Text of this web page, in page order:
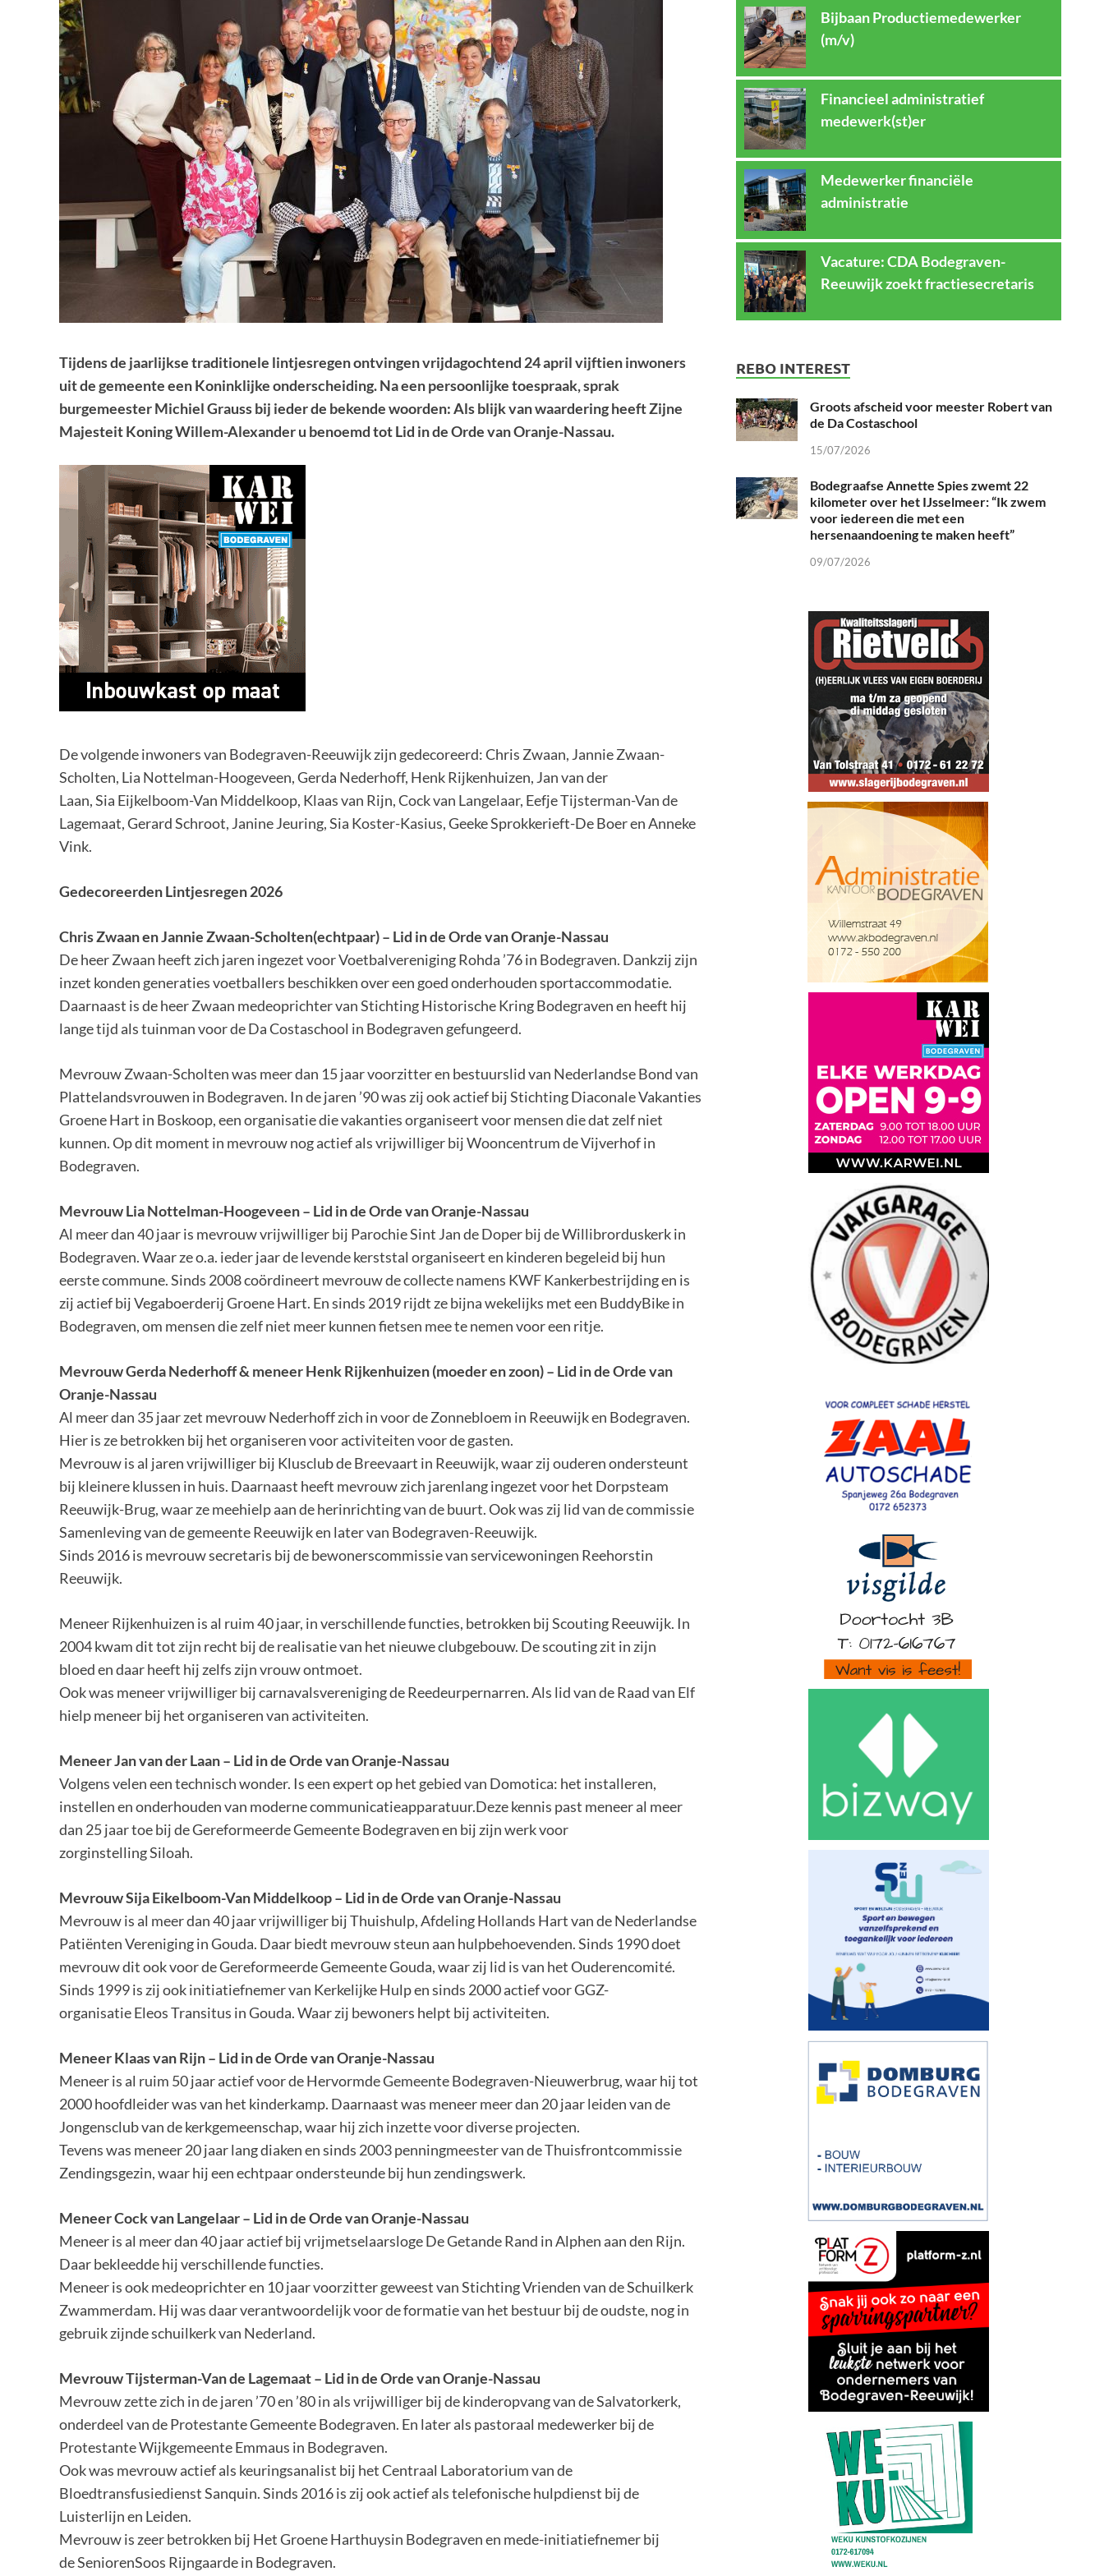
Tijdens de jaarlijkse traditionele lintjesregen ontvingen vrijdagochtend 24 april vijftien inwoners
uit de gemeente een Koninklijke onderscheiding. Na een persoonlijke toespraak, sprak
burgemeester Michiel Grauss bij ieder de bekende woorden: Als blijk van waardering heeft Zijne
Majesteit Koning Willem-Alexander u benoemd tot Lid in de Orde van Oranje-Nassau.
De volgende inwoners van Bodegraven-Reeuwijk zijn gedecoreerd: Chris Zwaan, Jannie Zwaan-
Scholten, Lia Nottelman-Hoogeveen, Gerda Nederhoff, Henk Rijkenhuizen, Jan van der
Laan, Sia Eijkelboom-Van Middelkoop, Klaas van Rijn, Cock van Langelaar, Eefje Tijsterman-Van de
Lagemaat, Gerard Schroot, Janine Jeuring, Sia Koster-Kasius, Geeke Sprokkerieft-De Boer en Anneke
Vink.
Gedecoreerden Lintjesregen 2026
Chris Zwaan en Jannie Zwaan-Scholten(echtpaar) – Lid in de Orde van Oranje-Nassau
De heer Zwaan heeft zich jaren ingezet voor Voetbalvereniging Rohda ’76 in Bodegraven. Dankzij zijn
inzet konden generaties voetballers beschikken over een goed onderhouden sportaccommodatie.
Daarnaast is de heer Zwaan medeoprichter van Stichting Historische Kring Bodegraven en heeft hij
lange tijd als tuinman voor de Da Costaschool in Bodegraven gefungeerd.
Mevrouw Zwaan-Scholten was meer dan 15 jaar voorzitter en bestuurslid van Nederlandse Bond van
Plattelandsvrouwen in Bodegraven. In de jaren ’90 was zij ook actief bij Stichting Diaconale Vakanties
Groene Hart in Boskoop, een organisatie die vakanties organiseert voor mensen die dat zelf niet
kunnen. Op dit moment in mevrouw nog actief als vrijwilliger bij Wooncentrum de Vijverhof in
Bodegraven.
Mevrouw Lia Nottelman-Hoogeveen– Lid in de Orde van Oranje-Nassau
Al meer dan 40 jaar is mevrouw vrijwilliger bij Parochie Sint Jan de Doper bij de Willibrorduskerk in
Bodegraven. Waar ze o.a. ieder jaar de levende kerststal organiseert en kinderen begeleid bij hun
eerste commune. Sinds 2008 coördineert mevrouw de collecte namens KWF Kankerbestrijding en is
zij actief bij Vegaboerderij Groene Hart. En sinds 2019 rijdt ze bijna wekelijks met een BuddyBike in
Bodegraven, om mensen die zelf niet meer kunnen fietsen mee te nemen voor een ritje.
Mevrouw GerdaNederhoff& meneer Henk Rijkenhuizen (moeder en zoon)– Lid in de Orde van
Oranje-Nassau
Al meer dan 35 jaar zet mevrouw Nederhoff zich in voor de Zonnebloem in Reeuwijk en Bodegraven.
Hier is ze betrokken bij het organiseren voor activiteiten voor de gasten.
Mevrouw is al jaren vrijwilliger bij Klusclub de Breevaart in Reeuwijk, waar zij ouderen ondersteunt
bij kleinere klussen in huis. Daarnaast heeft mevrouw zich jarenlang ingezet voor het Dorpsteam
Reeuwijk-Brug, waar ze meehielp aan de herinrichting van de buurt. Ook was zij lid van de commissie
Samenleving van de gemeente Reeuwijk en later van Bodegraven-Reeuwijk.
Sinds 2016 is mevrouw secretaris bij de bewonerscommissie van servicewoningen Reehorstin
Reeuwijk.
Meneer Rijkenhuizen is al ruim 40 jaar, in verschillende functies, betrokken bij Scouting Reeuwijk. In
2004 kwam dit tot zijn recht bij de realisatie van het nieuwe clubgebouw. De scouting zit in zijn
bloed en daar heeft hij zelfs zijn vrouw ontmoet.
Ook was meneer vrijwilliger bij carnavalsvereniging de Reedeurpernarren. Als lid van de Raad van Elf
hielp meneer bij het organiseren van activiteiten.
Meneer Jan van der Laan– Lid in de Orde van Oranje-Nassau
Volgens velen een technisch wonder. Is een expert op het gebied van Domotica: het installeren,
instellen en onderhouden van moderne communicatieapparatuur.Deze kennis past meneer al meer
dan 25 jaar toe bij de Gereformeerde Gemeente Bodegraven en bij zijn werk voor
zorginstelling Siloah.
MevrouwSijaEikelboom-Van Middelkoop– Lid in de Orde van Oranje-Nassau
Mevrouw is al meer dan 40 jaar vrijwilliger bij Thuishulp, Afdeling Hollands Hart van de Nederlandse
Patiënten Vereniging in Gouda. Daar biedt mevrouw steun aan hulpbehoevenden. Sinds 1990 doet
mevrouw dit ook voor de Gereformeerde Gemeente Gouda, waar zij lid is van het Ouderencomité.
Sinds 1999 is zij ook initiatiefnemer van Kerkelijke Hulp en sinds 2000 actief voor GGZ-
organisatie Eleos Transitus in Gouda. Waar zij bewoners helpt bij activiteiten.
Meneer Klaas van Rijn– Lid in de Orde van Oranje-Nassau
Meneer is al ruim 50 jaar actief voor de Hervormde Gemeente Bodegraven-Nieuwerbrug, waar hij tot
2000 hoofdleider was van het kinderkamp. Daarnaast was meneer meer dan 20 jaar leiden van de
Jongensclub van de kerkgemeenschap, waar hij zich inzette voor diverse projecten.
Tevens was meneer 20 jaar lang diaken en sinds 2003 penningmeester van de Thuisfrontcommissie
Zendingsgezin, waar hij een echtpaar ondersteunde bij hun zendingswerk.
Meneer Cock van Langelaar– Lid in de Orde van Oranje-Nassau
Meneer is al meer dan 40 jaar actief bij vrijmetselaarsloge De Getande Rand in Alphen aan den Rijn.
Daar bekleedde hij verschillende functies.
Meneer is ook medeoprichter en 10 jaar voorzitter geweest van Stichting Vrienden van de Schuilkerk
Zwammerdam. Hij was daar verantwoordelijk voor de formatie van het bestuur bij de oudste, nog in
gebruik zijnde schuilkerk van Nederland.
MevrouwTijsterman-Van de Lagemaat– Lid in de Orde van Oranje-Nassau
Mevrouw zette zich in de jaren ’70 en ’80 in als vrijwilliger bij de kinderopvang van de Salvatorkerk,
onderdeel van de Protestante Gemeente Bodegraven. En later als pastoraal medewerker bij de
Protestante Wijkgemeente Emmaus in Bodegraven.
Ook was mevrouw actief als keuringsanalist bij het Centraal Laboratorium van de
Bloedtransfusiedienst Sanquin. Sinds 2016 is zij ook actief als telefonische hulpdienst bij de
Luisterlijn en Leiden.
Mevrouw is zeer betrokken bij Het Groene Harthuysin Bodegraven en mede-initiatiefnemer bij
de SeniorenSoos Rijngaarde in Bodegraven.
Bijbaan Productiemedewerker
(m/v)
Financieel administratief
medewerk(st)er
Medewerker financiële
administratie
Vacature: CDA Bodegraven-
Reeuwijk zoekt fractiesecretaris
REBO INTEREST
Groots afscheid voor meester Robert van
de Da Costaschool
15/07/2026
Bodegraafse Annette Spies zwemt 22
kilometer over het IJsselmeer: “Ik zwem
voor iedereen die met een
hersenaandoening te maken heeft”
09/07/2026